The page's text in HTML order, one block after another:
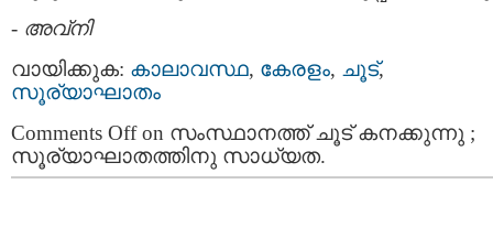
- അവ്നി
വായിക്കുക: കാലാവസ്ഥ, കേരളം, ചൂട്,
സൂര്യാഘാതം
Comments Offon സംസ്ഥാനത്ത് ചൂട് കനക്കുന്നു ;
സൂര്യാഘാതത്തിനു സാധ്യത.